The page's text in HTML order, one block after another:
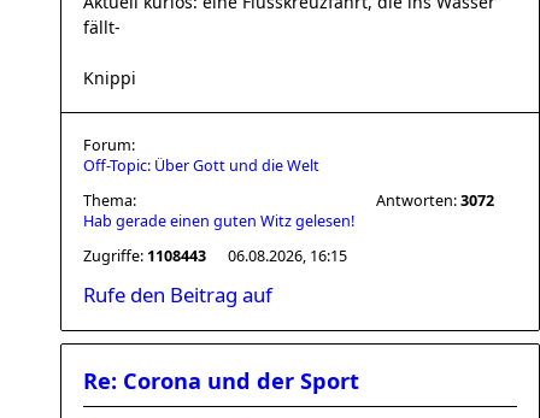
fällt-
Knippi
Forum:
Off-Topic: Über Gott und die Welt
Thema:
Hab gerade einen guten Witz gelesen!
Antworten:3072
Zugriffe: 1108443 06.08.2026, 16:15
Rufe den Beitrag auf
Re: Corona und der Sport